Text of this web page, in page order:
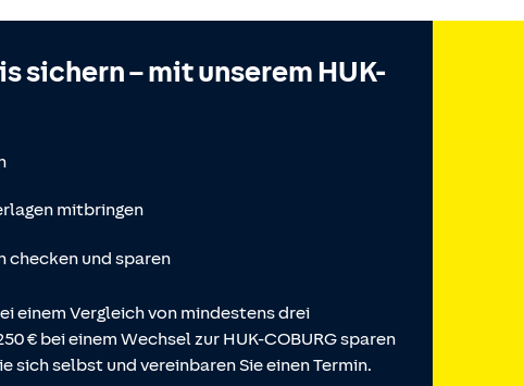
sichern – mit unserem HUK-
mitbringen
checken und sparen
einem Vergleich von mindestens drei
€ bei einem Wechsel zur HUK-COBURG sparen
sich selbst und vereinbaren Sie einen Termin.